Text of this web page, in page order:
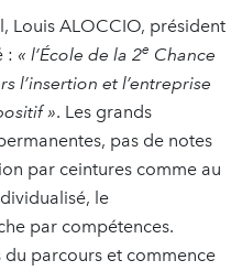
Louis ALOCCIO, président
: « l’École de la 2e Chance
l’insertion et l’entreprise
». Les grands
pas de notes
par ceintures comme au
le
par compétences.
du parcours et commence